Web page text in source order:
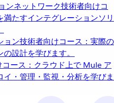
ンネットワーク技術者向けコ
たすインテグレーションソリ
ョン技術者向けコース：実際の
設計を学びます。
ース：クラウド上で Mule ア
・管理・監視・分析を学びま